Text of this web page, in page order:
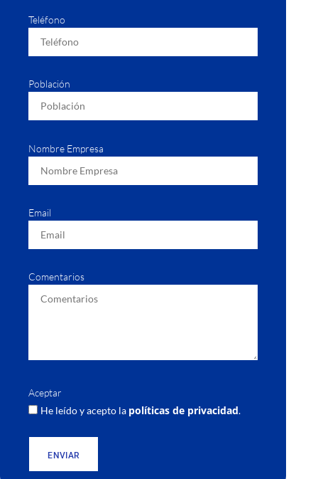
Teléfono
Población
Nombre Empresa
Email
Comentarios
Aceptar
He leído y acepto la políticas de privacidad.
ENVIAR